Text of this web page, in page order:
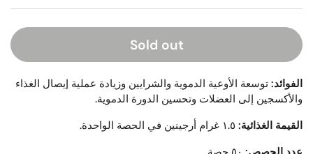
Sold out
الفوائد: توسعة الأوعية الدموية والشرايين وزيادة عملية إيصال الغذاء
والأكسجين إلى العضلات وتحسين الدورة الدموية.
القيمة الغذائية: